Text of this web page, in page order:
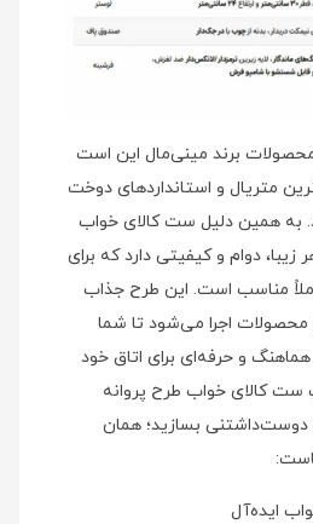
برند مینی‌مال این است
متریال و استانداردهای دوخت
به همین دلیل ست کالای خواب
زیبا، دوام و کیفیتی دارد که برای
مناسب است. این طرح جذاب
اجرا می‌شود تا شما
و حرفه‌ای برای اتاق خود
ست کالای خواب طرح پروانه
دوست‌داشتنی بسازید؛ همان
ایده‌آل